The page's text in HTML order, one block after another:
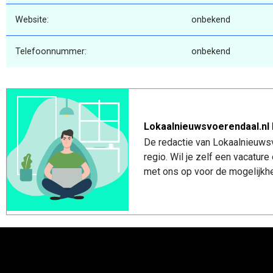
Website: onbekend
Telefoonnummer: onbekend
Lokaalnieuwsvoerendaal.nl
De redactie van
regio. Wil je zelf een
met ons op voor de